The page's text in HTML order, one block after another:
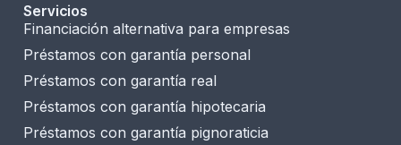
Servicios
Financiación alternativa para empresas
Préstamos con garantía personal
Préstamos con garantía real
Préstamos con garantía hipotecaria
Préstamos con garantía pignoraticia